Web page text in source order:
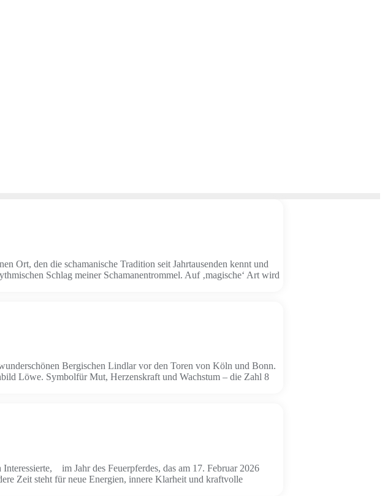
Ort, den die schamanische Tradition seit Jahrtausenden kennt und
Schlag meiner Schamanentrommel. Auf ‚magische‘ Art wird
Bergischen Lindlar vor den Toren von Köln und Bonn.
Löwe. Symbolfür Mut, Herzenskraft und Wachstum – die Zahl 8
im Jahr des Feuerpferdes, das am 17. Februar 2026
Zeit steht für neue Energien, innere Klarheit und kraftvolle